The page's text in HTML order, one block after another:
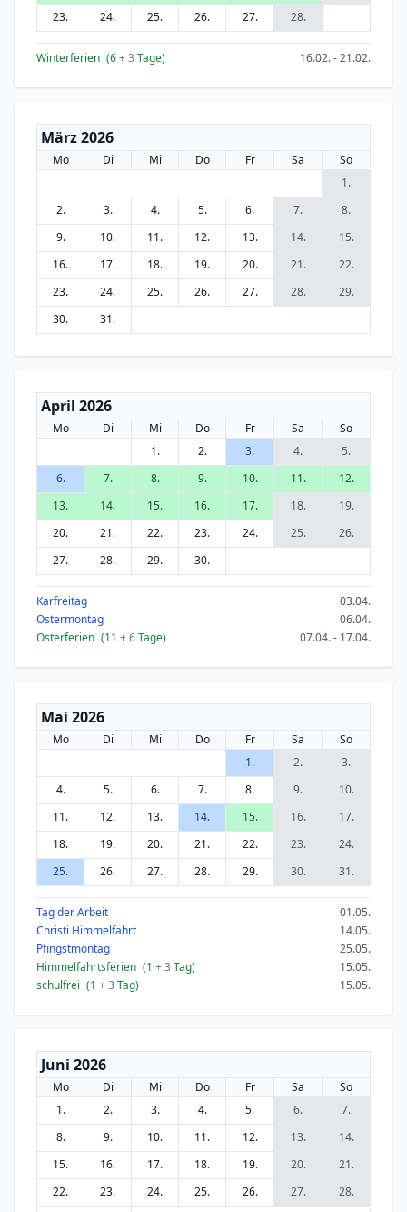
23.
24. 25. 26. 27. 28.
Winterferien (6+ 3 Tage) 16.02. - 21.02.
März 2026
Mo Di Mi Do Fr Sa
So
1.
2.
3. 4. 5. 6. 7.
8.
9.
10. 11. 12. 13. 14.
15.
16.
17. 18. 19. 20. 21.
22.
23.
24. 25. 26. 27. 28.
29.
30.
31.
April 2026
Mo Di Mi Do Fr Sa
So
1.
2. 3. 4.
5.
6.
7. 8. 9. 10. 11.
12.
13.
14. 15. 16. 17. 18.
19.
20.
21. 22. 23. 24. 25.
26.
27.
28. 29. 30.
Karfreitag
03.04.
Ostermontag
06.04.
Osterferien (11 + 6Tage) 07.04. - 17.04.
Mai 2026
Mo Di Mi Do Fr Sa
So
1.
2.
3.
4.
5. 6. 7. 8. 9.
10.
11.
12. 13. 14. 15. 16.
17.
18.
19. 20. 21. 22. 23.
24.
25.
26. 27. 28. 29. 30. 31.
Tag der Arbeit
01.05.
Christi Himmelfahrt
14.05.
Pfingstmontag
25.05.
Himmelfahrtsferien (1 + 3 Tag)
15.05.
schulfrei (1 + 3 Tag) 15.05.
Juni 2026
Mo Di Mi Do Fr Sa
So
1.
2. 3. 4. 5. 6.
7.
8.
9. 10. 11. 12. 13.
14.
15.
16. 17. 18. 19. 20.
21.
22.
23. 24. 25. 26. 27.
28.